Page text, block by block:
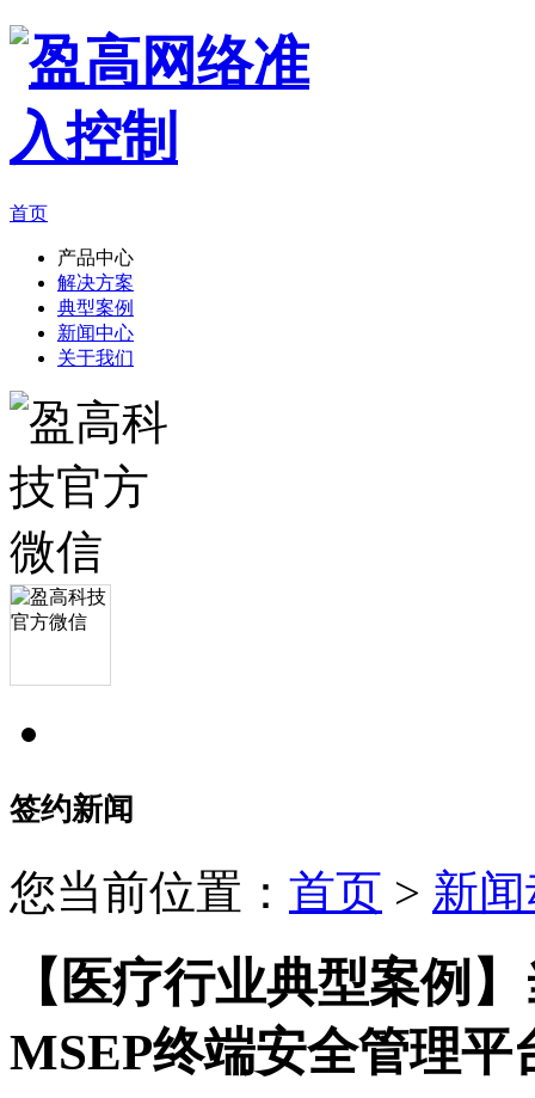
首页
产品中心
解决方案
典型案例
新闻中心
关于我们
签约新闻
您当前位置： 首页 > 新
【医疗行业典型案例
MSEP终端安全管理